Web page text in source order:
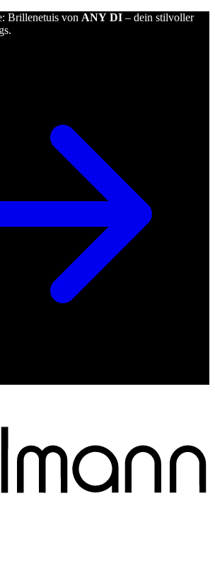
Brillenetuis von ANY DI – dein stilvoller